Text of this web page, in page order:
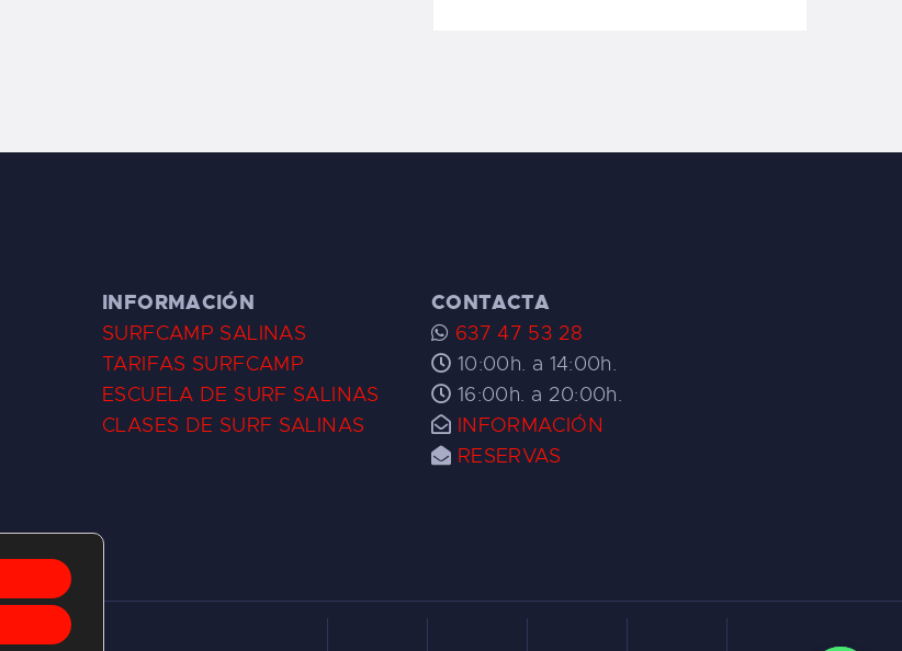
INFORMACIÓN
SURFCAMP SALINAS
TARIFAS SURFCAMP
ESCUELA DE SURF SALINAS
CLASES DE SURF SALINAS
CONTACTA
637 47 53 28
10:00h. a 14:00h.
16:00h. a 20:00h.
INFORMACIÓN
RESERVAS